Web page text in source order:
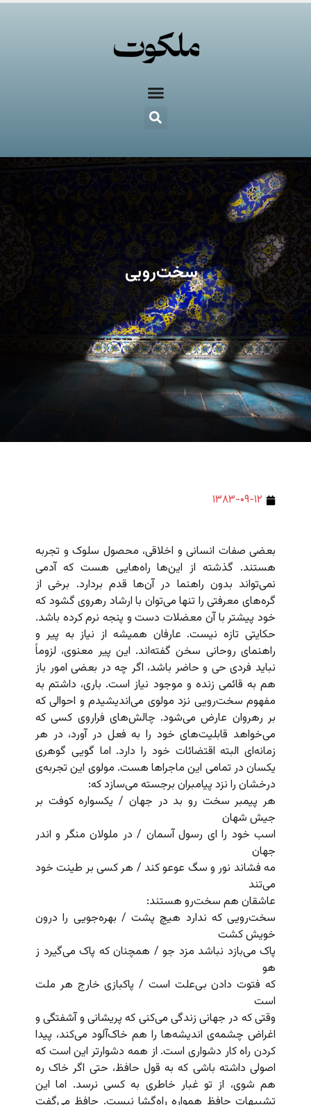
سخت‌رویی
۱۳۸۳-۰۹-۱۲
بعضی صفات انسانی و اخلاقی، محصول سلوک و تجربه
هستند. گذشته از این‌ها راه‌هایی هست که آدمی
نمی‌تواند بدون راهنما در آن‌ها قدم بردارد. برخی از
گره‌های معرفتی را تنها می‌توان با ارشاد رهروی گشود که
خود پیشتر با آن معضلات دست و پنجه نرم کرده باشد.
حکایتی تازه نیست. عارفان همیشه از نیاز به پیر و
راهنمای روحانی سخن گفته‌اند. این پیر معنوی، لزوماً
نباید فردی حی و حاضر باشد، اگر چه در بعضی امور باز
هم به قائمی زنده و موجود نیاز است. باری، داشتم به
مفهوم سخت‌رویی نزد مولوی می‌اندیشیدم و احوالی که
بر رهروان عارض می‌شود. چالش‌های فراروی کسی که
می‌خواهد قابلیت‌های خود را به فعل در آورد، در هر
زمانه‌ای البته اقتضائات خود را دارد. اما گویی گوهری
یکسان در تمامی این ماجراها هست. مولوی این تجربه‌ی
درخشان را نزد پیامبران برجسته می‌سازد که:
هر پیمبر سخت رو بد در جهان / یکسواره کوفت بر
جیش شهان
اسب خود را ای رسول آسمان / در ملولان منگر و اندر
جهان
مه فشاند نور و سگ عوعو کند / هر کسی بر طینت خود
می‌تند
عاشقان هم سخت‌رو هستند:
سخت‌رویی که ندارد هیچ پشت / بهره‌جویی را درون
خویش کشت
پاک می‌بازد نباشد مزد جو / همچنان که پاک می‌گیرد ز
هو
که فتوت دادن بی‌علت است / پاکبازی خارج هر ملت
است
وقتی که در جهانی زندگی می‌کنی که پریشانی و آشفتگی و
اغراض چشمه‌ی اندیشه‌ها را هم خاک‌آلود می‌کند، پیدا
کردن راه کار دشواری است. از همه دشوارتر این است که
اصولی داشته باشی که به قول حافظ، حتی اگر خاک ره
هم شوی، از تو غبار خاطری به کسی نرسد. اما این